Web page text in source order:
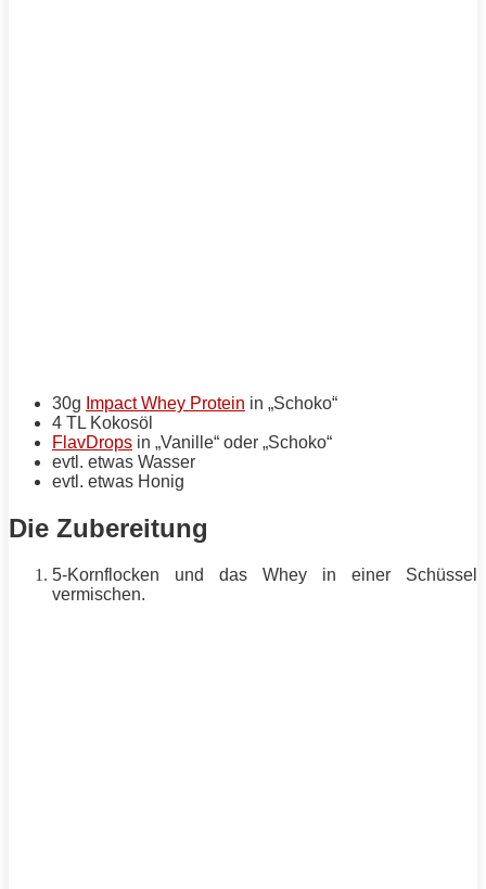
30g Impact Whey Protein in „Schoko“
4 TL Kokosöl
FlavDrops in „Vanille“ oder „Schoko“
evtl. etwas Wasser
evtl. etwas Honig
Die Zubereitung
5-Kornflocken und das Whey in einer Schüssel
vermischen.